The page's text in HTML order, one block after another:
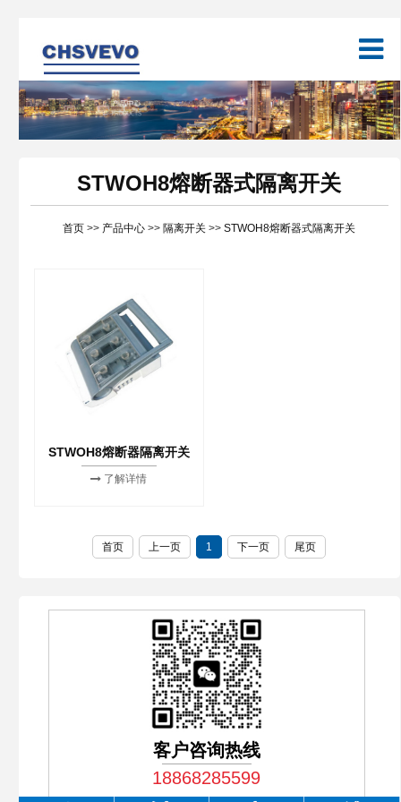
STWOH8熔断器式隔离开关
首页 >> 产品中心 >> 隔离开关 >>STWOH8熔断器式隔离开关
STWOH8熔断器隔离开关
了解详情
首页 上一页 1 下一页 尾页
客户咨询热线
18868285599